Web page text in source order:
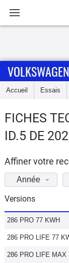
Accueil
Essais
d'achat
Electriques
Utilitaires
Flottes
Auto
Accueil Essais
FICHES
ID.5 DE
Affiner votre
Année
Versions
286 PRO 77 KWH
286 PRO LIFE 77
286 PRO LIFE MAX